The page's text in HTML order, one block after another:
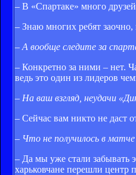
– В «Спартаке» много
– Знаю многих ребят
– А вообще следите за
– Конкретно за ними – нет.
ведь это один из лидеров
– На ваш взгляд, неудачи
– Сейчас вам никто не даст
– Что не получилось в
– Да мы уже стали забывать
харьковчане перешли центр